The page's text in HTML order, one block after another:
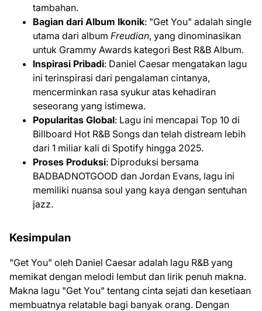
tambahan.
Bagian dari Album Ikonik: "Get You" adalah single
utama dari album Freudian, yang dinominasikan
untuk Grammy Awards kategori Best R&B Album.
Inspirasi Pribadi: Daniel Caesar mengatakan lagu
ini terinspirasi dari pengalaman cintanya,
mencerminkan rasa syukur atas kehadiran
seseorang yang istimewa.
Popularitas Global: Lagu ini mencapai Top 10 di
Billboard Hot R&B Songs dan telah distream lebih
dari 1 miliar kali di Spotify hingga 2025.
Proses Produksi: Diproduksi bersama
BADBADNOTGOOD dan Jordan Evans, lagu ini
memiliki nuansa soul yang kaya dengan sentuhan
jazz.
Kesimpulan
"Get You" oleh Daniel Caesar adalah lagu R&B yang
memikat dengan melodi lembut dan lirik penuh makna.
Makna lagu "Get You" tentang cinta sejati dan kesetiaan
membuatnya relatable bagi banyak orang. Dengan